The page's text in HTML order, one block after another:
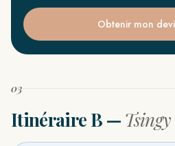
Obtenir mon
03
Itinéraire B —